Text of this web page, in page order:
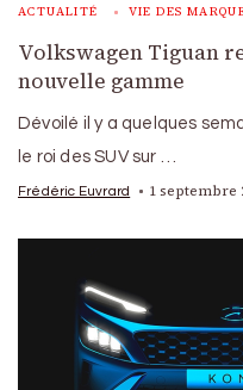
ACTUALITÉ VIE DES
Volkswagen Tiguan
nouvelle gamme
Dévoilé il y a quelques
le roi des SUV sur …
Frédéric Euvrard 1 septembre